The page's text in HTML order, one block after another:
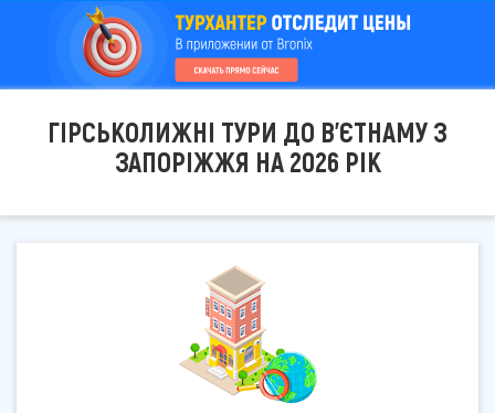
ГІРСЬКОЛИЖНІ ТУРИ ДО В'ЄТНАМУ З
ЗАПОРІЖЖЯ НА 2026 РІК